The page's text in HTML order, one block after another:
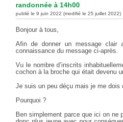
randonnée à 14h00
publié le 9 juin 2022 (modifié le 25 juillet 2022)
Bonjour à tous,
Afin de donner un message clair
connaissance du message ci-après.
Vu le nombre d’inscrits
cochon à la broche qui était devenu
Je suis un peu déçu mais je me dois
Pourquoi ?
Ben simplement parce que ici on